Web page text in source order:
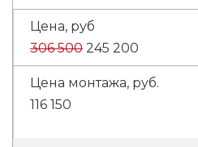
306 500 245 200
116 150